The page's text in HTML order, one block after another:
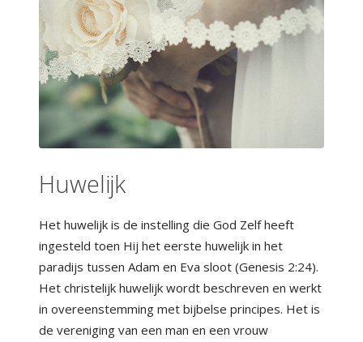
Huwelijk
Het huwelijk is de instelling die God Zelf heeft
ingesteld toen Hij het eerste huwelijk in het
paradijs tussen Adam en Eva sloot (Genesis 2:24).
Het christelijk huwelijk wordt beschreven en werkt
in overeenstemming met bijbelse principes. Het is
de vereniging van een man en een vrouw